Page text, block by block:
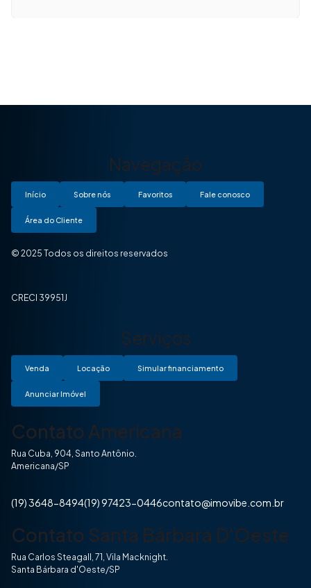
Navegação
Início Sobre nós Favoritos Fale conosco
Área do Cliente
© 2025 Todos os direitos reservados
CRECI 39951J
Serviços
Venda Locação Simular financiamento
Anunciar Imóvel
Contato Americana
Rua Cuba, 904, Santo Antônio.
Americana/SP
(19) 3648-8494(19) 97423-0446contato@imovibe.com.br
Contato Santa Bárbara D'Oeste
Rua Carlos Steagall, 71, Vila Macknight.
Santa Bárbara d'Oeste/SP